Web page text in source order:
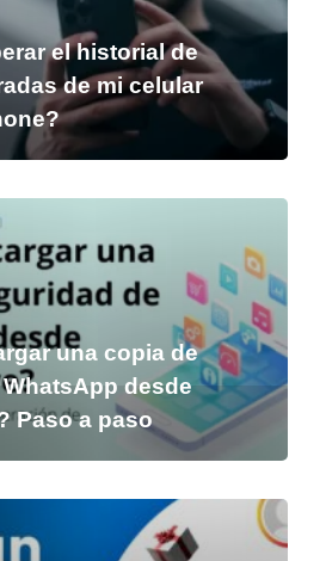
el historial de
de mi celular
una copia de
desde
Paso a paso